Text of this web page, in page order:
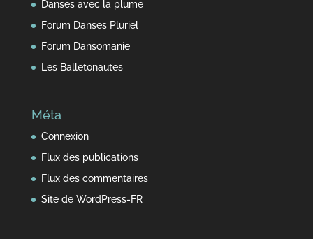
Danses avec la plume
Forum Danses Pluriel
Forum Dansomanie
Les Balletonautes
Méta
Connexion
Flux des publications
Flux des commentaires
Site de WordPress-FR